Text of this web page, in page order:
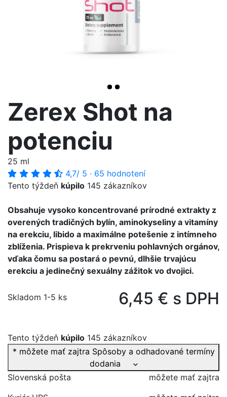
Zerex Shot na
potenciu
25 ml
4,7/ 5 · 65 hodnotení
Tento týždeň kúpilo 145 zákazníkov
Obsahuje vysoko koncentrované prírodné extrakty z
overených tradičných bylín, aminokyseliny a vitamíny
na erekciu, libido a maximálne potešenie z intímneho
zblíženia. Prispieva k prekrveniu pohlavných orgánov,
vďaka čomu sa postará o pevnú, dlhšie trvajúcu
erekciu a jedinečný sexuálny zážitok vo dvojici.
Skladom 1-5 ks 6,45 € s DPH
Tento týždeň kúpilo 145 zákazníkov
* môžete mať zajtra Spôsoby a odhadované termíny
dodania
Slovenská pošta
môžete mať zajtra